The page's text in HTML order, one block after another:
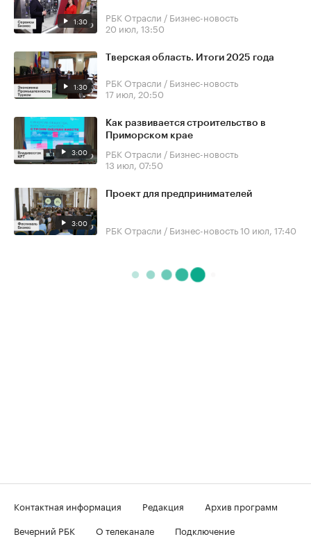
1:30
РБК Отрасли / Бизнес-новость
20 июл, 13:50
1:30
Тверская область. Итоги 2025 года
РБК Отрасли / Бизнес-новость
17 июл, 20:50
3:00
Как развивается строительство в
Приморском крае
РБК Отрасли / Бизнес-новость
13 июл, 07:50
3:00
Проект для предпринимателей
РБК Отрасли / Бизнес-новость10 июл, 17:40
Контактная информация Редакция
Архив программ
Вечерний РБК
О телеканале
Подключение